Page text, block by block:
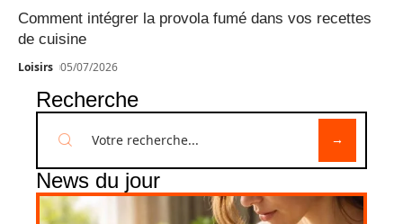
Comment intégrer la provola fumé dans vos recettes
de cuisine
Loisirs 05/07/2026
Recherche
News du jour